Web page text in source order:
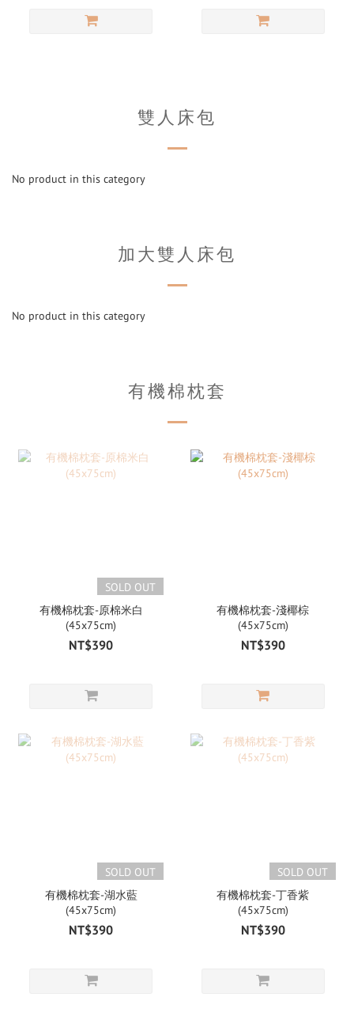
雙人床包
No product in this category
加大雙人床包
No product in this category
有機棉枕套
SOLD OUT
有機棉枕套-原棉米白
(45x75cm)
NT$390
有機棉枕套-淺椰棕
(45x75cm)
NT$390
SOLD OUT
有機棉枕套-湖水藍
(45x75cm)
NT$390
SOLD OUT
有機棉枕套-丁香紫
(45x75cm)
NT$390